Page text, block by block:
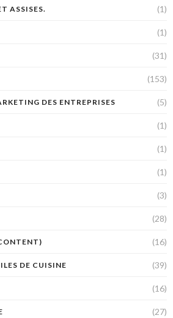
ASSISES. (1)
(1)
(31)
(153)
DES ENTREPRISES (5)
(1)
(1)
(1)
(3)
(28)
(16)
DE CUISINE (39)
(16)
(27)